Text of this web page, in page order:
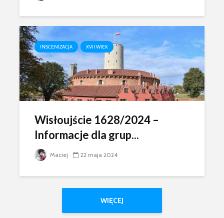
INSCENIZACJA XVII WIEK
Wisłoujście 1628/2024 –
Informacje dla grup...
Maciej 22 maja 2024
WIĘCEJ